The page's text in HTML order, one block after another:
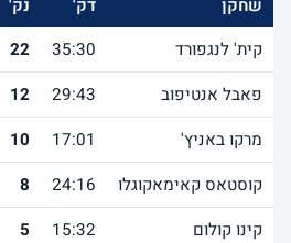
שחקן דק' נק'
קית' לנגפורד
35:30
22
פאבל אנטיפוב
29:43
12
מרקו באניץ'
17:01
10
קוסטאס קאימאקוגלו
24:16
8
קינו קולום
15:32
5